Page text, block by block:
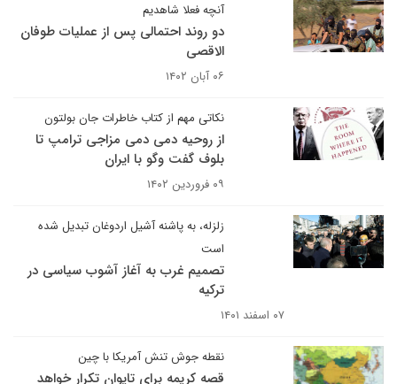
آنچه فعلا شاهدیم
دو روند احتمالی پس از عملیات طوفان
الاقصی
۰۶ آبان ۱۴۰۲
نکاتی مهم از کتاب خاطرات جان بولتون
از روحیه دمی دمی مزاجی ترامپ تا
بلوف گفت وگو با ایران
۰۹ فروردین ۱۴۰۲
زلزله، به پاشنه آشیل اردوغان تبدیل شده
است
تصمیم غرب به آغاز آشوب سیاسی در
ترکیه
۰۷ اسفند ۱۴۰۱
نقطه جوش تنش آمریکا با چین
قصه کریمه برای تایوان تکرار خواهد